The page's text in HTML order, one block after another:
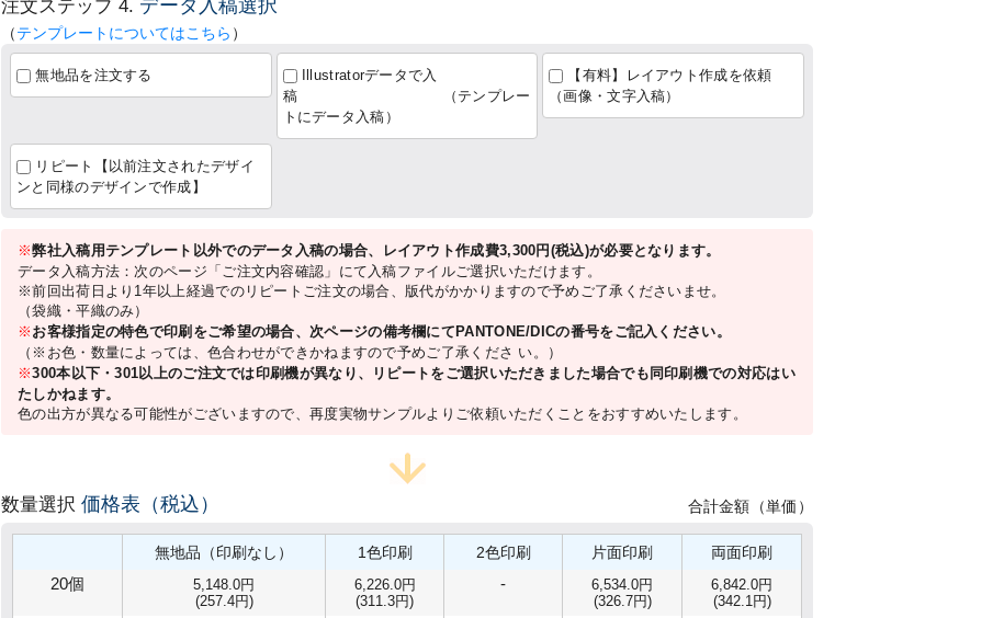
注文ステップ 4. データ入稿選択
（テンプレートについてはこちら ）
無地品を注文する
Illustratorデータで入
稿 （テンプレー
トにデータ入稿）
【有料】レイアウト作成を依頼
（画像・文字入稿）
リピート【以前注文されたデザイ
ンと同様のデザインで作成】
※弊社入稿用テンプレート以外でのデータ入稿の場合、レイアウト作成費3,300円(税込)が必要となります。
データ入稿方法：次のページ「ご注文内容確認」にて入稿ファイルご選択いただけます。
※前回出荷日より1年以上経過でのリピートご注文の場合、版代がかかりますので予めご了承くださいませ。
（袋織・平織のみ）
※ お客様指定の特色で印刷をご希望の場合、次ページの備考欄にてPANTONE/DICの番号をご記入ください。
（※お色・数量によっては、色合わせができかねますので予めご了承くださ い。）
※300本以下・301以上のご注文では印刷機が異なり、リピートをご選択いただきました場合でも同印刷機での対応はい
たしかねます。
色の出方が異なる可能性がございますので、再度実物サンプルよりご依頼いただくことをおすすめいたします。
数量選択 価格表（税込） 合計金額（単価）
無地品（印刷なし） 1色印刷 2色印刷 片面印刷 両面印刷
20個
5,148.0円
(257.4円)
6,226.0円
(311.3円)
-
6,534.0円
(326.7円)
6,842.0円
(342.1円)